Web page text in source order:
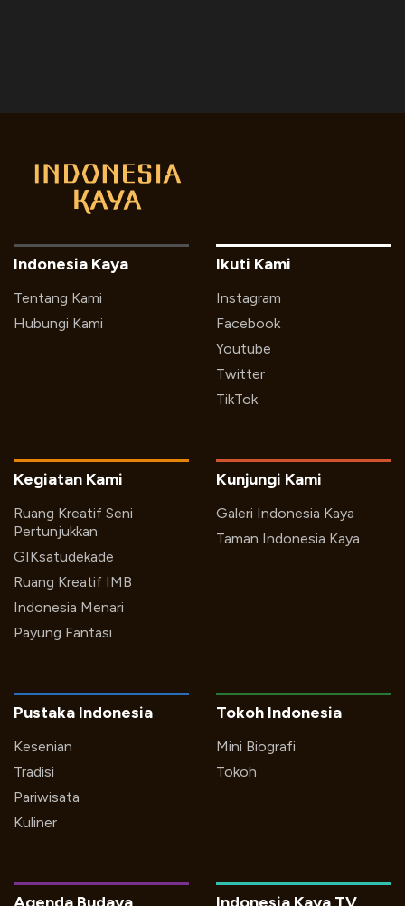
Indonesia Kaya
Tentang Kami
Hubungi Kami
Ikuti Kami
Instagram
Facebook
Youtube
Twitter
TikTok
Kegiatan Kami
Ruang Kreatif Seni
Pertunjukkan
GIKsatudekade
Ruang Kreatif IMB
Indonesia Menari
Payung Fantasi
Kunjungi Kami
Galeri Indonesia Kaya
Taman Indonesia Kaya
Pustaka Indonesia
Kesenian
Tradisi
Pariwisata
Kuliner
Tokoh Indonesia
Mini Biografi
Tokoh